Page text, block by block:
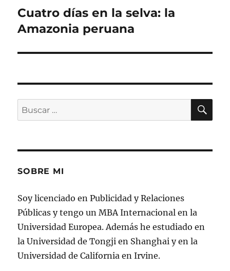
de
entradas
Cuatro días en la selva: la
Amazonia peruana
Buscar
por:
SOBRE MI
Soy licenciado en Publicidad y Relaciones
Públicas y tengo un MBA Internacional en la
Universidad Europea. Además he estudiado en
la Universidad de Tongji en Shanghai y en la
Universidad de California en Irvine.